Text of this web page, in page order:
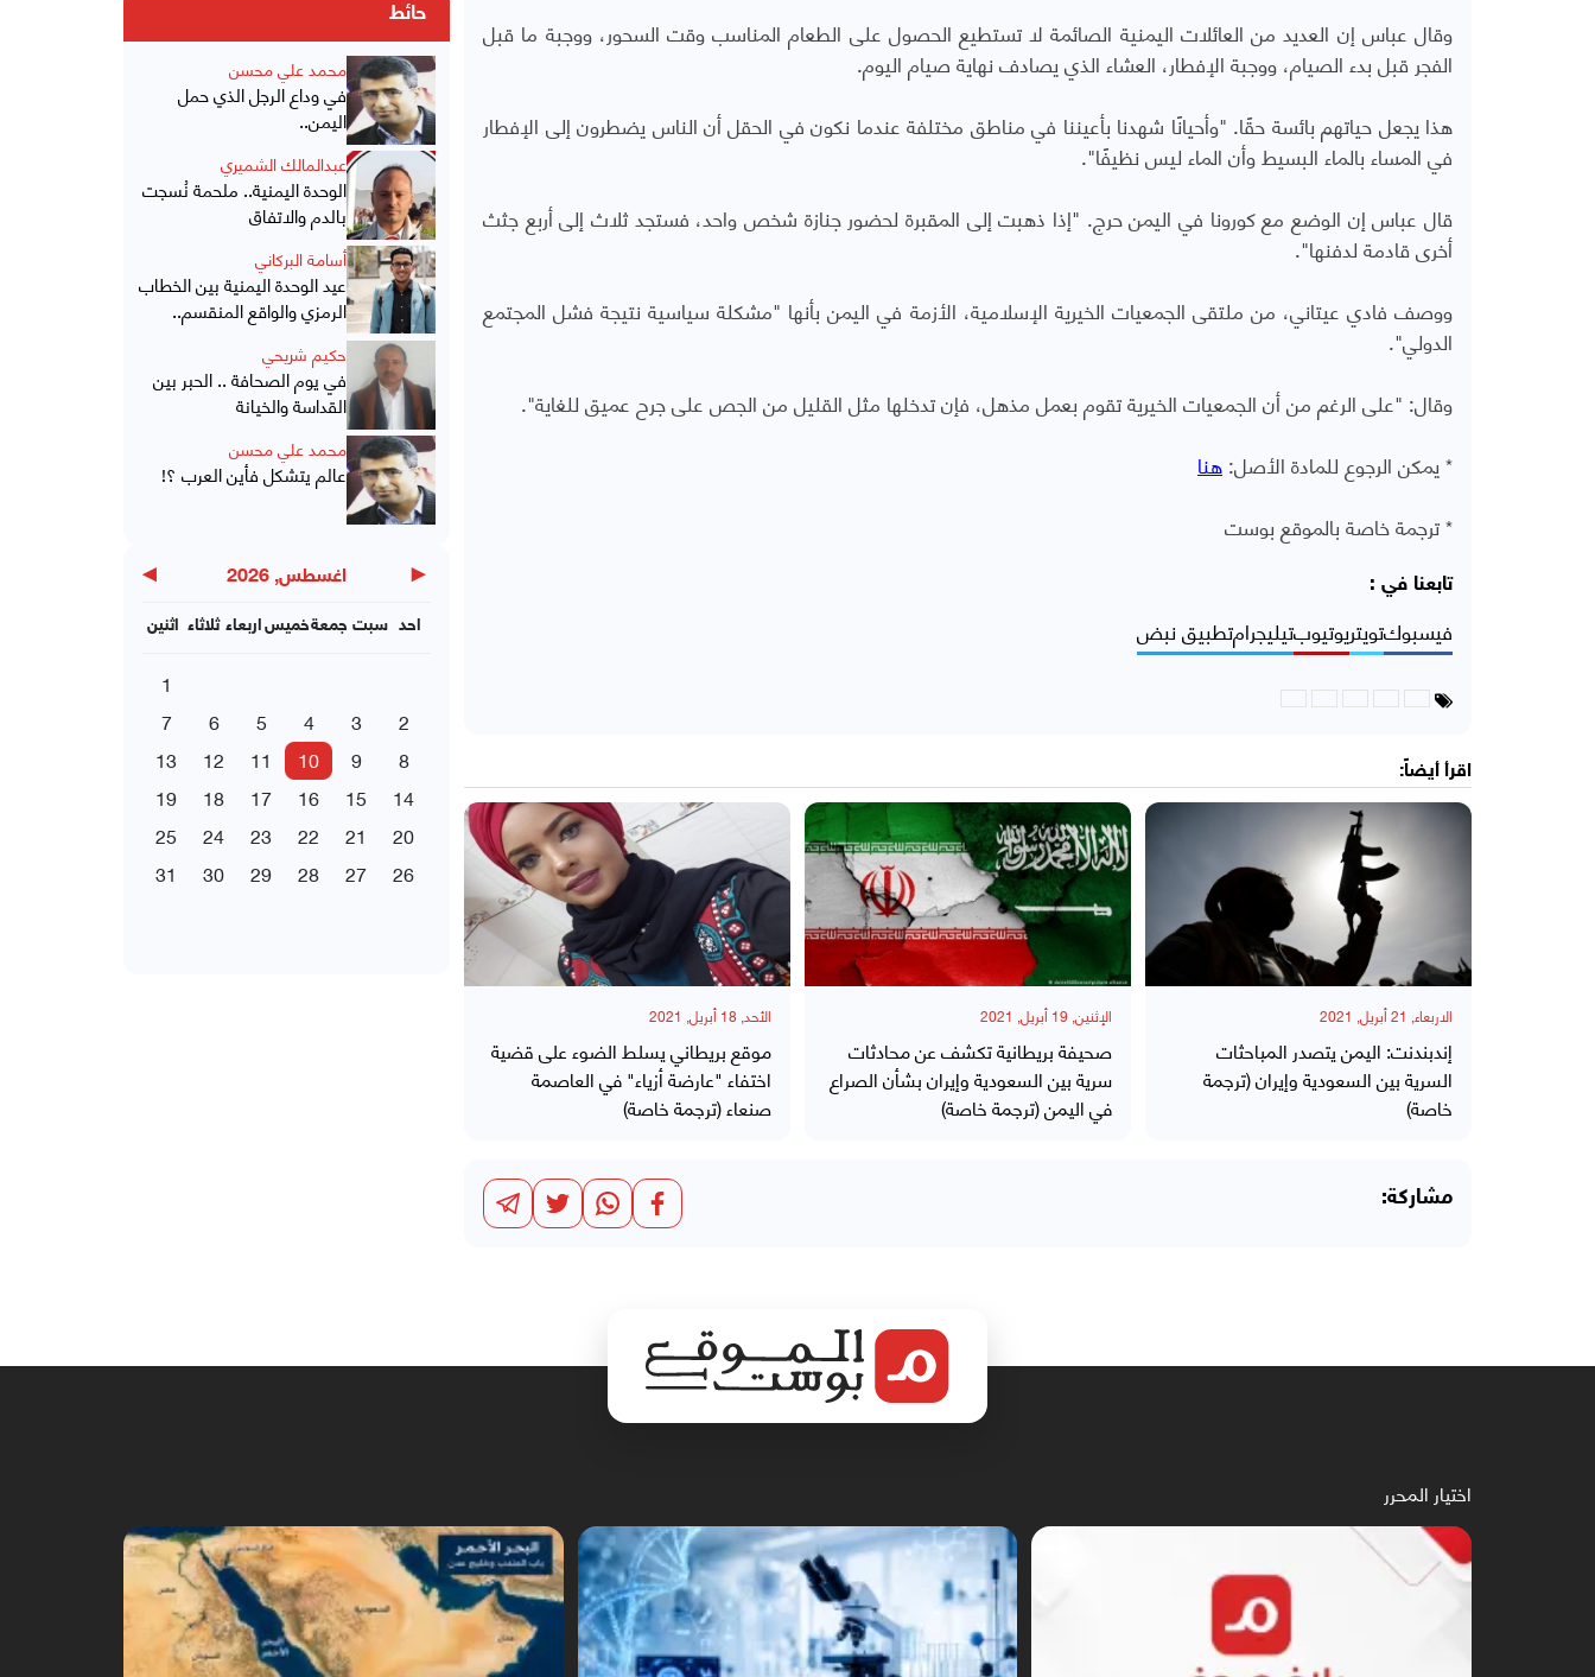
وقال عباس إن العديد من العائلات اليمنية الصائمة لا تستطيع الحصول على الطعام المناسب وقت السحور، ووجبة ما قبل
الفجر قبل بدء الصيام، ووجبة الإفطار، العشاء الذي يصادف نهاية صيام اليوم.
هذا يجعل حياتهم بائسة حقًا. "وأحيانًا شهدنا بأعيننا في مناطق مختلفة عندما نكون في الحقل أن الناس يضطرون إلى الإفطار
في المساء بالماء البسيط وأن الماء ليس نظيفًا".
قال عباس إن الوضع مع كورونا في اليمن حرج. "إذا ذهبت إلى المقبرة لحضور جنازة شخص واحد، فستجد ثلاث إلى أربع جثث
أخرى قادمة لدفنها".
ووصف فادي عيتاني، من ملتقى الجمعيات الخيرية الإسلامية، الأزمة في اليمن بأنها "مشكلة سياسية نتيجة فشل المجتمع
الدولي".
وقال: "على الرغم من أن الجمعيات الخيرية تقوم بعمل مذهل، فإن تدخلها مثل القليل من الجص على جرح عميق للغاية".
* يمكن الرجوع للمادة الأصل:هنا
* ترجمة خاصة بالموقع بوست
تابعنا في :
فيسبوكتويتريوتيوبتيليجرامتطبيق نبض
اقرأ أيضاً:
الاربعاء, 21 أبريل, 2021
إندبندنت: اليمن يتصدر المباحثات
السرية بين السعودية وإيران (ترجمة
خاصة)
الإثنين, 19 أبريل, 2021
صحيفة بريطانية تكشف عن محادثات
سرية بين السعودية وإيران بشأن الصراع
في اليمن (ترجمة خاصة)
الأحد, 18 أبريل, 2021
موقع بريطاني يسلط الضوء على قضية
اختفاء "عارضة أزياء" في العاصمة
صنعاء (ترجمة خاصة)
مشاركة:
حائط
محمد علي محسن
في وداع الرجل الذي حمل
اليمن..
عبدالمالك الشميري
الوحدة اليمنية.. ملحمة نُسجت
بالدم والاتفاق
أسامة البركاني
عيد الوحدة اليمنية بين الخطاب
الرمزي والواقع المنقسم..
حكيم شريحي
في يوم الصحافة .. الحبر بين
القداسة والخيانة
محمد علي محسن
عالم يتشكل فأين العرب ؟!
◀ اغسطس, 2026 ▶
اثنين ثلاثاء اربعاءخميسجمعة سبت احد
1
2
3
4
5
6
7
8
9
10
11
12
13
14
15
16
17
18
19
20
21
22
23
24
25
26
27
28
29
30
31
اختيار المحرر